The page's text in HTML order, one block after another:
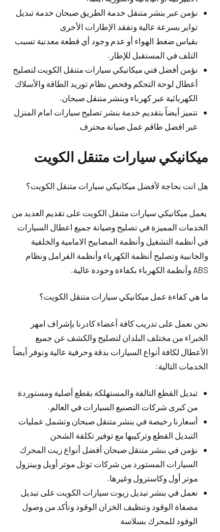
نؤمن عبر بنشر متنقل خدمة الطريق صبحان خدمة تبديل
تواير بسرعة عالية وتفقد الإطارات الأخرى
بقياس ضغط الهواء أو عدم وجود أي قطعة معدنية تسبب
التلف في المستقبل للإطار.
نؤمن أفضل فني ميكانيكي سيارات متنقل الكويت لتصليح
أعطال لوحة التحكم وفحص نظام توريد الطاقة والأسلاك
الكهربائية عبر كهرباء وبنشر متنقل صبحان.
نتميز أيضاً بتقديم خدمة بنشر تصليح سيارات امام المنزل
عبر افضل طاقم عمل صيانة محترف
ميكانيكي سيارات متنقل الكويت
هل انت بحاجة لأفضل ميكانيكي سيارات متنقل الكويت؟
يعمل ميكانيكي سيارات متنقل الكويت على تقديم العديد من
الخدمات المميزة في تصليح وصيانة جميع اعطال السيارات
في أنظمة التشغيل وأنظمة المصابيح الامامية والخلفية
والجانبية وتصليح أنظمة الكهرباء وأنظمة الفرامل ونظام
ABS وأنظمة الكهرباء بكفاءة وجودة عالية.
ما هي كفاءة عمل ميكانيكي سيارات متنقل الكويت؟
نحن نعمل على تدريب كافة أعضاء كادرنا بإشراف امهر
الخبراء من مختلف البلدان لتصليح والكشف عن جميع
الأعطال لكافة أنواع السيارات بدقة وحرفية عالية ونوفر أيضاً
الخدمات التالية:
تبديل القطع التالفة والمستهلكة بقطع أصلية ومستوردة
من كبرى شركات التصنيع السيارات في العالم.
أسعارنا رخيصة في بنشر متنقل صبحان وتشمل عمليات
التبديل القطع وتركيبها مع توفير تكلفة الشحن
نؤمن في بنشر متنقل صبحان أفضل أنواع زيت المحرك
السيارات المستورد من شركات توتل موتر أويل وبينزول
موتر أول وكاسترول وغيرها.
نعمل في بنشر تبديل زيوت سيارات الكويت على تبديل
مصفاة الوقود وتنظيف الخزان الوقود وتأكد من وصول
الوقود للمحرك بسلاسة